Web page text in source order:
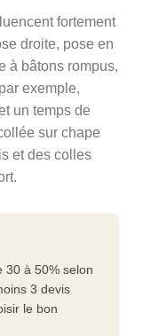
fortement
droite, pose en
à bâtons rompus,
exemple,
un temps de
sur chape
et des colles
30 à 50% selon
3 devis
le bon